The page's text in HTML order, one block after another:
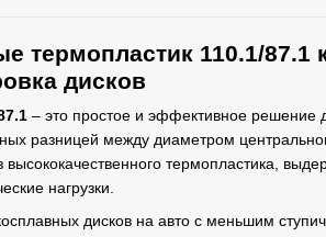
термопластик 110.1/87.1
дисков
– это простое и эффективное решение
разницей между диаметром
высококачественного термопластика,
нагрузки.
дисков на авто с меньшим